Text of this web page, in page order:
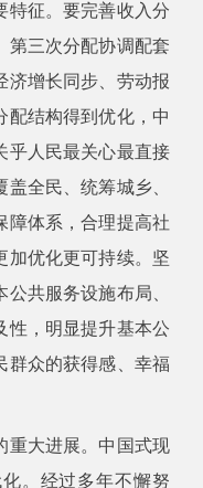
特征。要完善收入分
第三次分配协调配套
济增长同步、劳动报
配结构得到优化，中
乎人民最关心最直接
全民、统筹城乡、
障体系，合理提高社
加优化更可持续。坚
共服务设施布局、
性，明显提升基本公
群众的获得感、幸福
重大进展。中国式现
。经过多年不懈努